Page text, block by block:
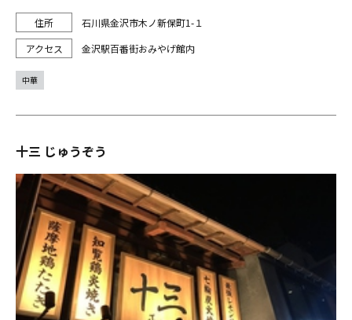
石川県金沢市木ノ新保町1-１
金沢駅百番街おみやげ館内
中華
十三 じゅうぞう